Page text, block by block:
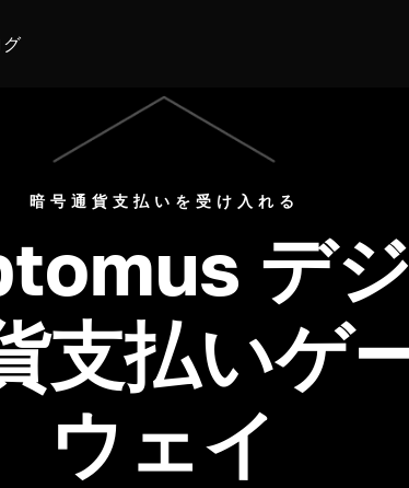
暗号通貨支払いを受け入れる
デ
支払いゲ
ウェイ